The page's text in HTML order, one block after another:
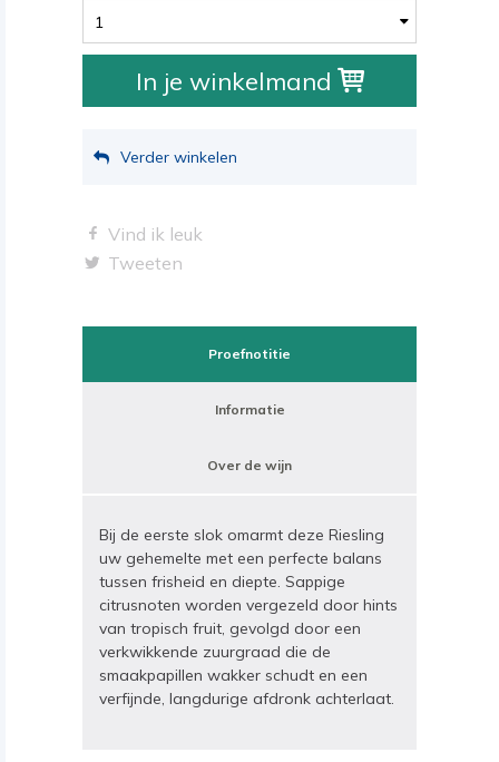
1
In je winkelmand
Verder winkelen
Vind ik leuk
Tweeten
Proefnotitie
Informatie
Over de wijn
Bij de eerste slok omarmt deze Riesling
uw gehemelte met een perfecte balans
tussen frisheid en diepte. Sappige
citrusnoten worden vergezeld door hints
van tropisch fruit, gevolgd door een
verkwikkende zuurgraad die de
smaakpapillen wakker schudt en een
verfijnde, langdurige afdronk achterlaat.